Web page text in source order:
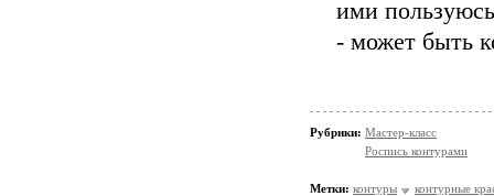
ими
- может быть
Рубрики: Мастер-класс
Роспись контурами
Метки: контуры контурные